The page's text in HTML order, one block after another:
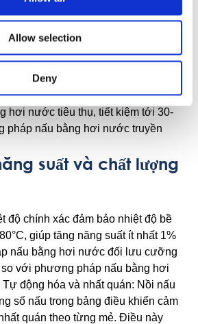
Allow selection
Deny
lượng
được hấp thụ hoàn toàn và sử
hoàn lớn với mức chênh lệch
– tối đa 3°C), Nồi nấu chậm giúp
hơi nước tiêu thụ, tiết kiệm tới 30-
pháp nấu bằng hơi nước truyền
suất và chất lượng
độ chính xác đảm bảo nhiệt độ bề
giúp tăng năng suất ít nhất 1%
nấu bằng hơi nước đối lưu cưỡng
với phương pháp nấu bằng hơi
động hóa và nhất quán: Nồi nấu
số nấu trong bảng điều khiển cảm
quán theo từng mẻ. Điều này